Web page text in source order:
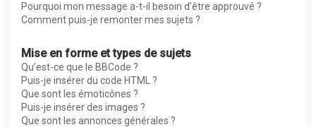
Pourquoi mon message a-t-il besoin d’être approuvé ?
Comment puis-je remonter mes sujets ?
Mise en forme et types de sujets
Qu’est-ce que le BBCode ?
Puis-je insérer du code HTML ?
Que sont les émoticônes ?
Puis-je insérer des images ?
Que sont les annonces générales ?